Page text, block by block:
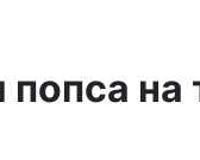
попса